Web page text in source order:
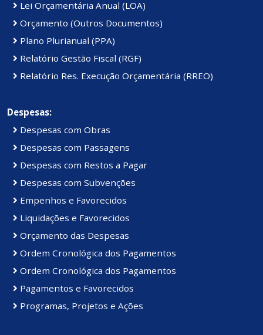
Lei Orçamentária Anual (LOA)
Orçamento (Outros Documentos)
Plano Plurianual (PPA)
Relatório Gestão Fiscal (RGF)
Relatório Res. Execução Orçamentária (RREO)
Despesas:
Despesas com Obras
Despesas com Passagens
Despesas com Restos a Pagar
Despesas com Subvenções
Empenhos e Favorecidos
Liquidações e Favorecidos
Orçamento das Despesas
Ordem Cronológica dos Pagamentos
Ordem Cronológica dos Pagamentos
Pagamentos e Favorecidos
Programas, Projetos e Ações